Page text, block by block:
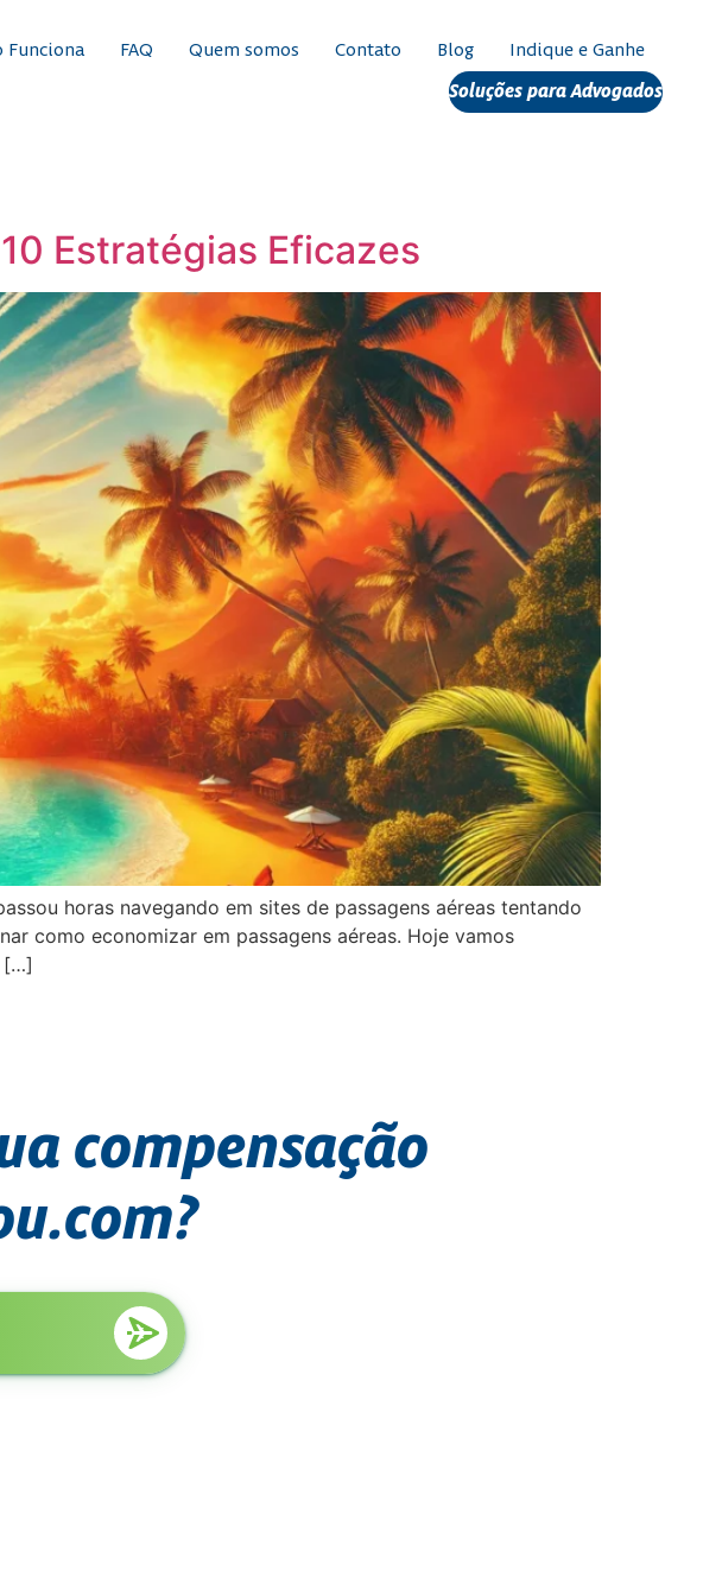
Funciona FAQ Quem somos Contato Blog Indique e Ganhe
Soluções para Advogados
Estratégias Eficazes
horas navegando em sites de passagens aéreas tentando
como economizar em passagens aéreas. Hoje vamos
[…]
compensação